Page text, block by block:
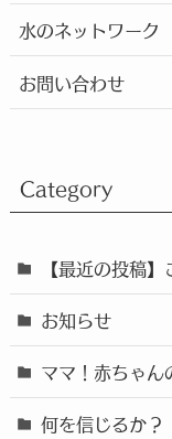
水のネットワーク
お問い合わせ
Category
【最近の投稿
お知らせ
ママ！赤ちゃん
何を信じるか？